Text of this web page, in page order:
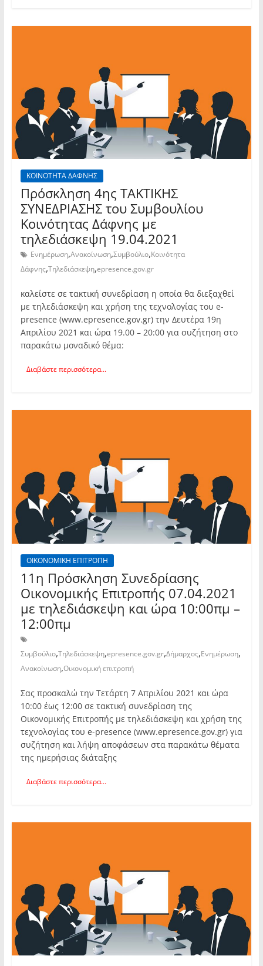
ΚΟΙΝΟΤΗΤΑ ΔΑΦΝΗΣ
Πρόσκληση 4ης TAKTIKHΣ
ΣΥΝΕΔΡΙΑΣΗΣ του Συμβουλίου
Κοινότητας Δάφνης με
τηλεδιάσκεψη 19.04.2021
Ενημέρωση,Ανακοίνωση,Συμβούλιο,Κοινότητα
Δάφνης,Τηλεδιάσκεψη,epresence.gov.gr
καλείστε σε τακτική συνεδρίαση η οποία θα διεξαχθεί
με τηλεδιάσκεψη και χρήση της τεχνολογίας του e-
presence (www.epresence.gov.gr) την Δευτέρα 19η
Απριλίου 2021 και ώρα 19.00 – 20:00 για συζήτηση στο
παρακάτω μοναδικό θέμα:
Διαβάστε περισσότερα...
ΟΙΚΟΝΟΜΙΚΗ ΕΠΙΤΡΟΠΗ
11η Πρόσκληση Συνεδρίασης
Οικονομικής Επιτροπής 07.04.2021
με τηλεδιάσκεψη και ώρα 10:00πμ –
12:00πμ
Συμβούλιο,Τηλεδιάσκεψη,epresence.gov.gr,Δήμαρχος,Ενημέρωση,
Ανακοίνωση,Οικονομική επιτροπή
Σας προσκαλώ την Τετάρτη 7 Απριλίου 2021 και ώρα
10:00 έως 12:00 σε τακτική συνεδρίαση της
Οικονομικής Επιτροπής με τηλεδιάσκεψη και χρήση της
τεχνολογίας του e-presence (www.epresence.gov.gr) για
συζήτηση και λήψη αποφάσεων στα παρακάτω θέματα
της ημερήσιας διάταξης
Διαβάστε περισσότερα...